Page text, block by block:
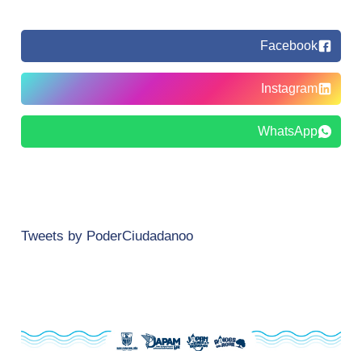
Facebook
Instagram
WhatsApp
Tweets by PoderCiudadanoo